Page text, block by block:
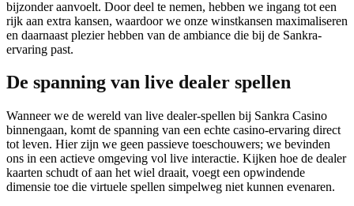
bijzonder aanvoelt. Door deel te nemen, hebben we ingang tot een
rijk aan extra kansen, waardoor we onze winstkansen maximaliseren
en daarnaast plezier hebben van de ambiance die bij de Sankra-
ervaring past.
De spanning van live dealer spellen
Wanneer we de wereld van live dealer-spellen bij Sankra Casino
binnengaan, komt de spanning van een echte casino-ervaring direct
tot leven. Hier zijn we geen passieve toeschouwers; we bevinden
ons in een actieve omgeving vol live interactie. Kijken hoe de dealer
kaarten schudt of aan het wiel draait, voegt een opwindende
dimensie toe die virtuele spellen simpelweg niet kunnen evenaren.